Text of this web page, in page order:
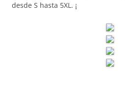
desde S hasta 5XL. ¡